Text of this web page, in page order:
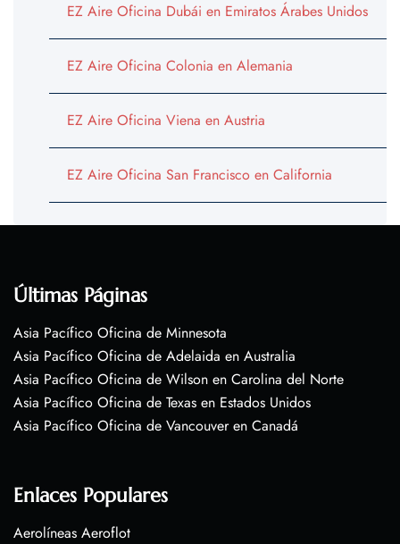
EZ Aire Oficina Dubái en Emiratos Árabes Unidos
EZ Aire Oficina Colonia en Alemania
EZ Aire Oficina Viena en Austria
EZ Aire Oficina San Francisco en California
Últimas Páginas
Asia Pacífico Oficina de Minnesota
Asia Pacífico Oficina de Adelaida en Australia
Asia Pacífico Oficina de Wilson en Carolina del Norte
Asia Pacífico Oficina de Texas en Estados Unidos
Asia Pacífico Oficina de Vancouver en Canadá
Enlaces Populares
Aerolíneas Aeroflot